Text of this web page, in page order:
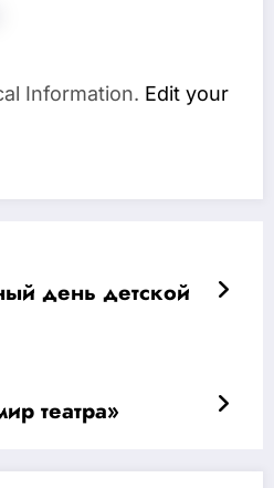
Information. Edit your
день детской
театра»